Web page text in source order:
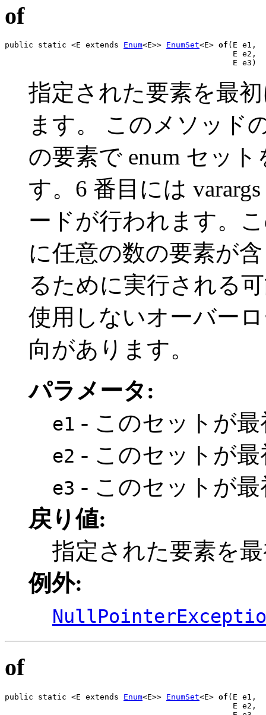
of
public static <E extends Enum<E>> EnumSet<E> of (E e1,
                                                E e2,
                                                E e3)
指定された要素を最
ます。 このメソッド
の要素で enum セッ
す。6 番目には
ードが行われます。
に任意の数の要素が
るために実行される
使用しないオーバー
向があります。
パラメータ:
e1 - このセットが
e2 - このセットが
e3 - このセットが
戻り値:
指定された要素を
例外:
of
public static <E extends Enum<E>> EnumSet<E> of (E e1,
                                                E e2,